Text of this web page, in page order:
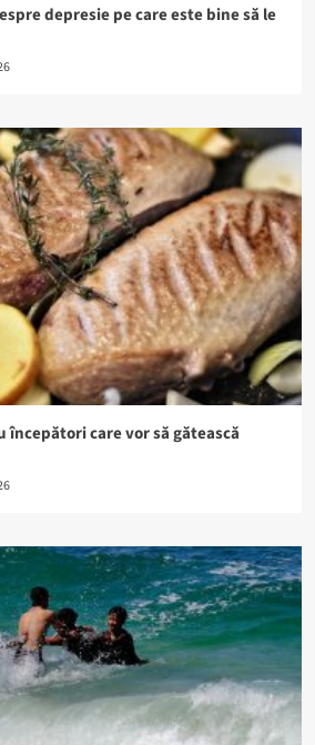
depresie pe care este bine să le
care vor să gătească